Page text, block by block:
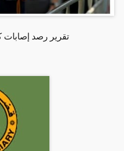
تقرير رصد إصابات